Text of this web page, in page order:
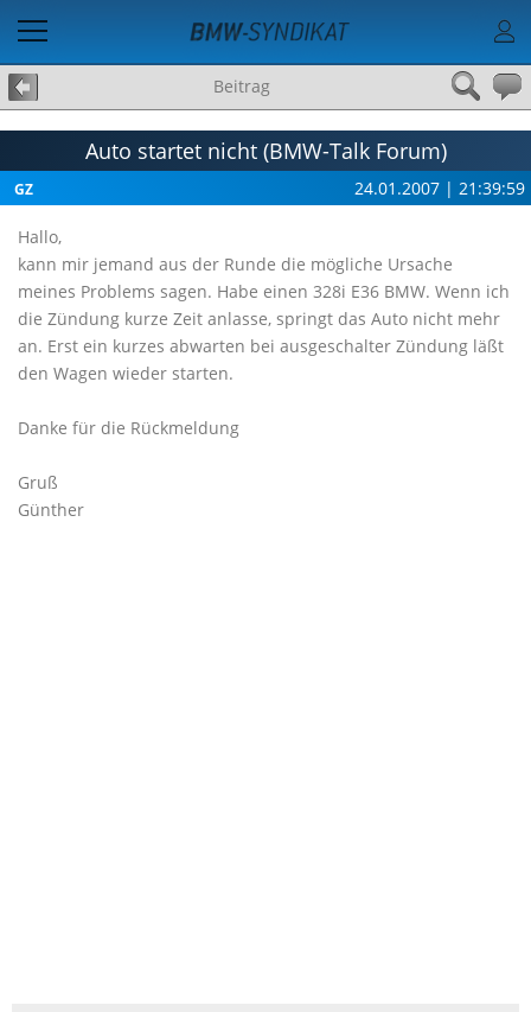
Beitrag
Auto startet nicht (BMW-Talk Forum)
GZ 24.01.2007 | 21:39:59
Hallo,
kann mir jemand aus der Runde die mögliche Ursache
meines Problems sagen. Habe einen 328i E36 BMW. Wenn ich
die Zündung kurze Zeit anlasse, springt das Auto nicht mehr
an. Erst ein kurzes abwarten bei ausgeschalter Zündung läßt
den Wagen wieder starten.
Danke für die Rückmeldung
Gruß
Günther